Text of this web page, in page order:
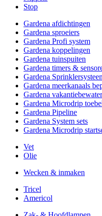
Stop
Gardena afdichtingen
Gardena sproeiers
Gardena Profi system
Gardena koppelingen
Gardena tuinspuiten
Gardena timers &
Gardena
Gardena meerkanaals
Gardena
Gardena Microdrip
Gardena Pipeline
Gardena System sets
Gardena Microdrip
Vet
Olie
Wecken & inmaken
Tricel
Americol